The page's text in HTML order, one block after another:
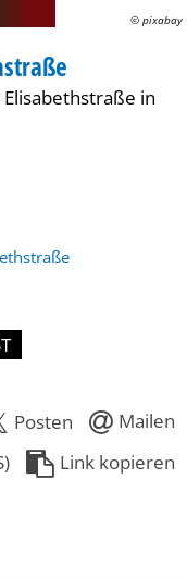
© pixabay
in
Posten
Mailen
Link kopieren